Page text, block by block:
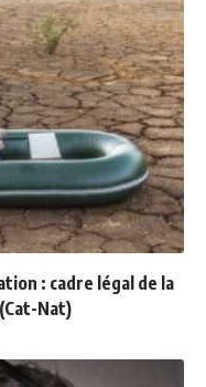
: cadre légal de la
Nat)